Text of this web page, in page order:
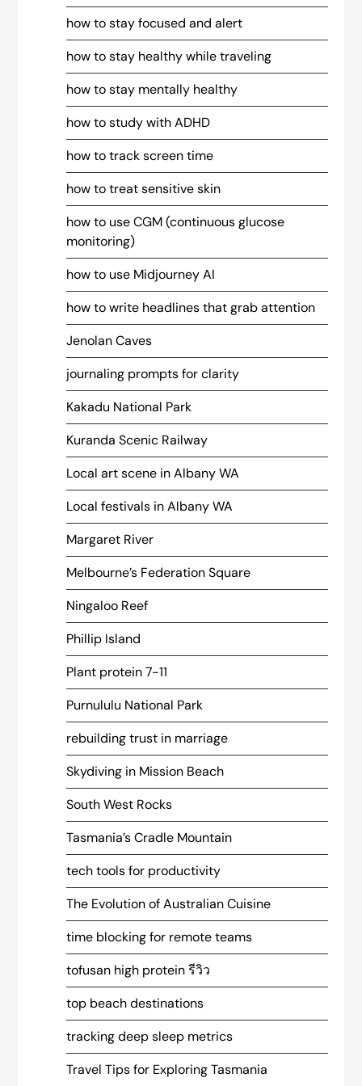
how to stay focused and alert
how to stay healthy while traveling
how to stay mentally healthy
how to study with ADHD
how to track screen time
how to treat sensitive skin
how to use CGM (continuous glucose
monitoring)
how to use Midjourney AI
how to write headlines that grab attention
Jenolan Caves
journaling prompts for clarity
Kakadu National Park
Kuranda Scenic Railway
Local art scene in Albany WA
Local festivals in Albany WA
Margaret River
Melbourne’s Federation Square
Ningaloo Reef
Phillip Island
Plant protein 7-11
Purnululu National Park
rebuilding trust in marriage
Skydiving in Mission Beach
South West Rocks
Tasmania’s Cradle Mountain
tech tools for productivity
The Evolution of Australian Cuisine
time blocking for remote teams
tofusan high protein รีวิว
top beach destinations
tracking deep sleep metrics
Travel Tips for Exploring Tasmania